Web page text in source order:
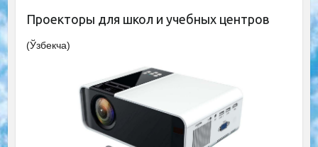
Проекторы для школ и учебных центров
(Ўзбекча)